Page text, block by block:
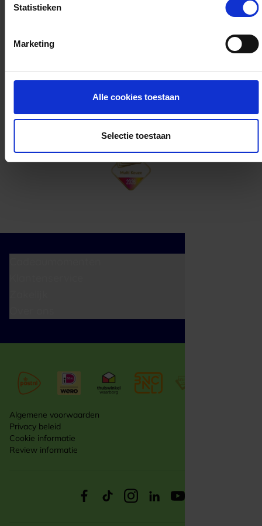
Statistieken
Marketing
Alle cookies toestaan
Selectie toestaan
cadeaukaart in delen uitgeven.
Algemene voorwaarden
Privacy beleid
Cookie informatie
Review informatie